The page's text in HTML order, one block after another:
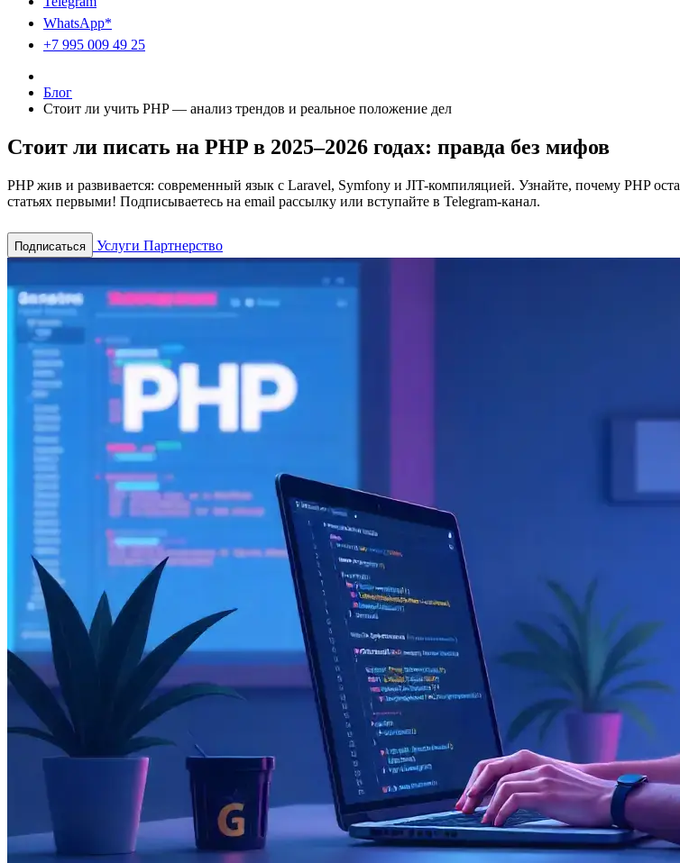
WhatsApp*
+7 995 009 49 25
Блог
Стоит ли учить PHP — анализ трендов и реальное положение дел
Стоит ли писать на PHP в 2025–2026 годах: правда без мифов
PHP жив и развивается: современный язык с Laravel, Symfony и JIT-компиляцией. Узнайте, почему PHP
статьях первыми! Подписываетесь на email рассылку или вступайте в Telegram-канал.
Подписаться Услуги Партнерство